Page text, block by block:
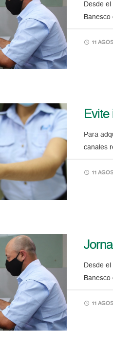
Desde
11
Evite
Para
canales
11
Desde
11